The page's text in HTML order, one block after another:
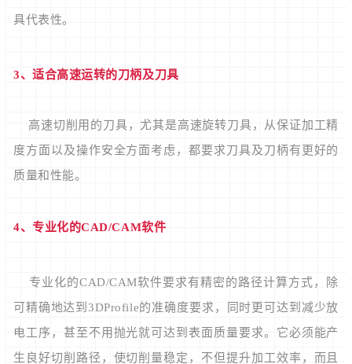
具代表性。
3、适合高速运转的刀柄及刀具
高速切削用的刀具，尤其是高速旋转刀具，从保证加工精
度方面以及操作安全方面考虑，都要求刀具及刀柄有更好的
质量和性能。
4、专业化的CAD/CAM软件
专业化的CAD/CAM软件要求有精密的路径计算方式，除
可精确地达到3DProfile的准确度要求，同时更可达到减少放
电工序，甚至不用抛光就可达到表面质量要求。它必须能产
生良好切削路径，使切削量稳定，不但提升加工效率，而且